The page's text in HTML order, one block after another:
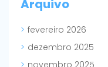
Arquivo
fevereiro 2026
dezembro 2025